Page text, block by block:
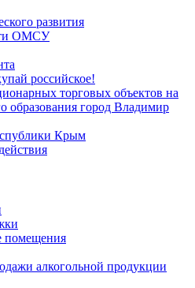
развития
ОМСУ
российское!
торговых объектов на
образования город Владимир
Крым
помещения
алкогольной продукции